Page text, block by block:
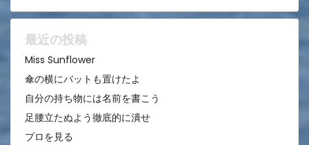
ョ
ン
最近の投稿
Miss Sunflower
傘の横にバットも置けたよ
自分の持ち物には名前を書こう
足腰立たぬよう徹底的に潰せ
プロを見る